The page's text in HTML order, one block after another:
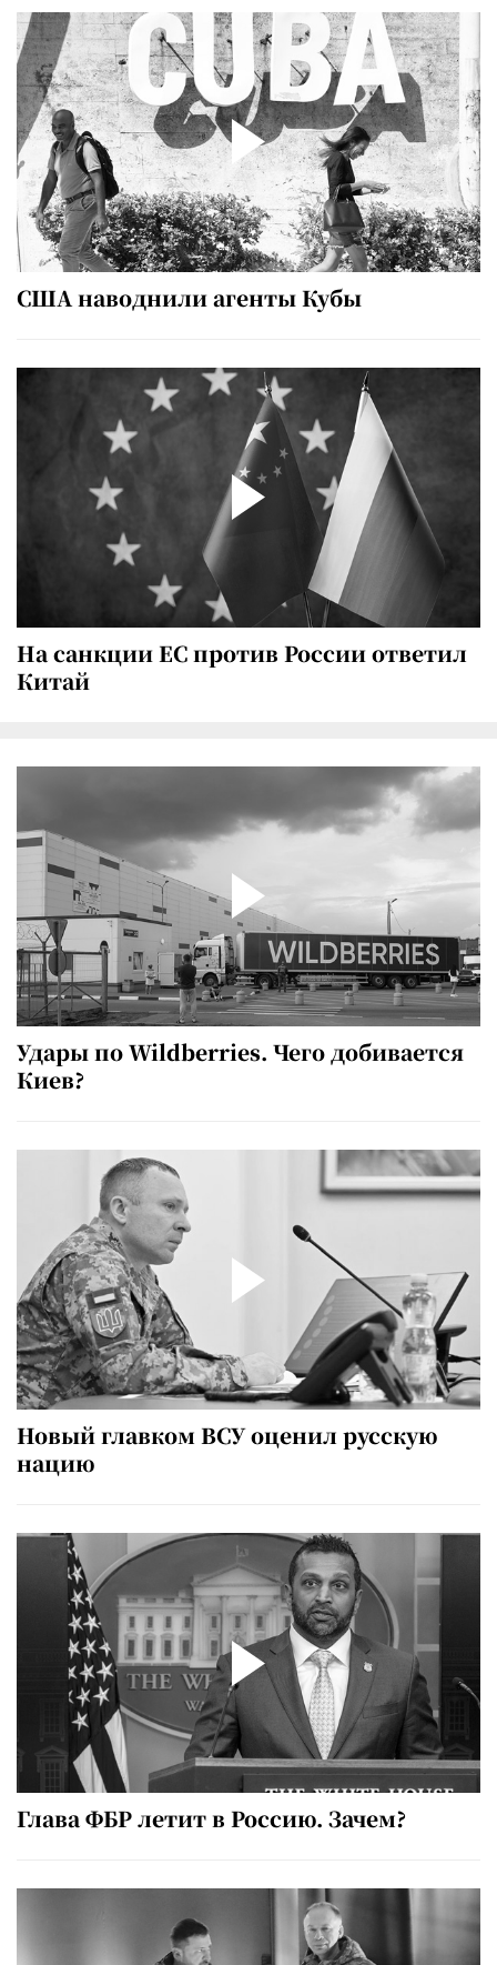
США наводнили агенты Кубы
На санкции ЕС против России ответил
Китай
Удары по Wildberries. Чего добивается
Киев?
Новый главком ВСУ оценил русскую
нацию
Глава ФБР летит в Россию. Зачем?